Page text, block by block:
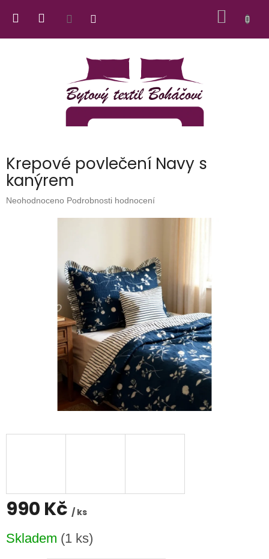
Krepové povlečení Navy s
kanýrem
Průměrné
Neohodnoceno Podrobnosti hodnocení
990 Kč / ks
cena:
Skladem (1 ks)